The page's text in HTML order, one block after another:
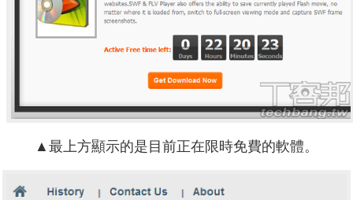
▲最上方顯示的是目前正在限時免費的軟體。